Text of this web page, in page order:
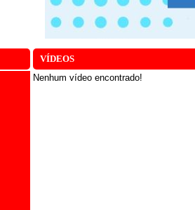
VÍDEOS
Nenhum vídeo encontrado!